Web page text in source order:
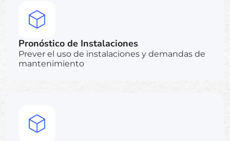
Pronóstico de Instalaciones
Prever el uso de instalaciones y demandas de
mantenimiento